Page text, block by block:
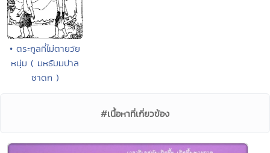
• ตระกูลที่ไม่ตายวัย
หนุ่ม ( มหธัมมปาล
ชาดก )
#เนื้อหาที่เกี่ยวข้อง